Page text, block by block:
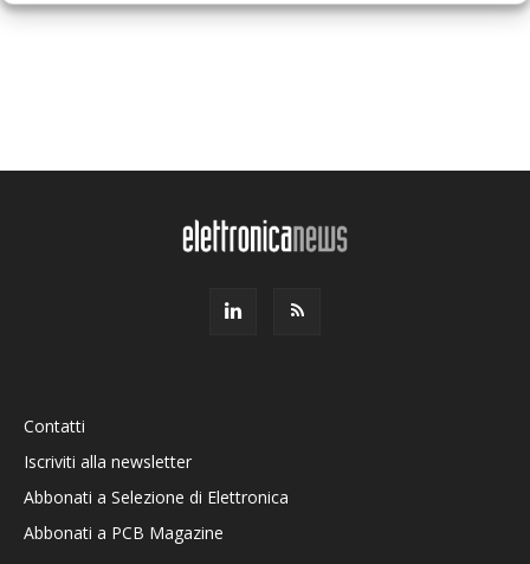
Contatti
Iscriviti alla newsletter
Abbonati a Selezione di Elettronica
Abbonati a PCB Magazine